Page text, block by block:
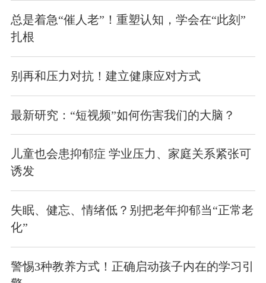
总是着急“催人老”！重塑认知，学会在“此刻”
扎根
别再和压力对抗！建立健康应对方式
最新研究：“短视频”如何伤害我们的大脑？
儿童也会患抑郁症 学业压力、家庭关系紧张可
诱发
失眠、健忘、情绪低？别把老年抑郁当“正常老
化”
警惕3种教养方式！正确启动孩子内在的学习引